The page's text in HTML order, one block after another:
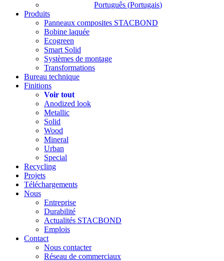
Português (Portugais)
Produits
Panneaux composites STACBOND
Bobine laquée
Ecogreen
Smart Solid
Systèmes de montage
Transformations
Bureau technique
Finitions
Voir tout
Anodized look
Metallic
Solid
Wood
Mineral
Urban
Special
Recycling
Projets
Téléchargements
Nous
Entreprise
Durabilité
Actualités STACBOND
Emplois
Contact
Nous contacter
Réseau de commerciaux